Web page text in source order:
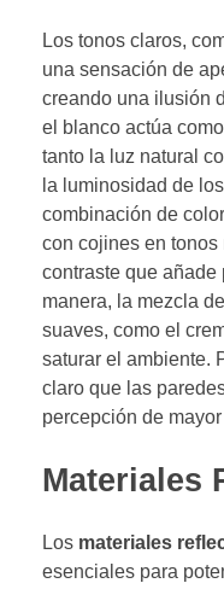
Los tonos claros,
una sensación de
creando una ilusión
el blanco actúa
tanto la luz natural
la luminosidad de
combinación de
con cojines en tonos
contraste que añade
manera, la mezcla
suaves, como el
saturar el ambiente.
claro que las
percepción de
Materiales
Los materiales
esenciales para